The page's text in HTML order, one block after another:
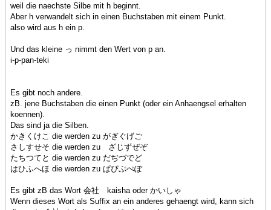
weil die naechste Silbe mit h beginnt.
Aber h verwandelt sich in einen Buchstaben mit einem Punkt.
also wird aus h ein p.
Und das kleine っ nimmt den Wert von p an.
i-p-pan-teki
Es gibt noch andere.
zB. jene Buchstaben die einen Punkt (oder ein Anhaengsel erhalten
koennen).
Das sind ja die Silben.
かきくけこ die werden zu がぎぐげご
さしすせそ die werden zu ざじずぜぞ
たちつてと die werden zu だぢづでど
はひふへほ die werden zu ぱぴぷぺぽ
Es gibt zB das Wort 会社 kaisha oder かいしゃ
Wenn dieses Wort als Suffix an ein anderes gehaengt wird, kann sich